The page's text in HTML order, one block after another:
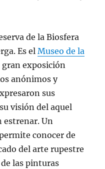
de la Biosfera
Es elMuseo de la
gran exposición
anónimos y
sus
visión del aquel
estrenar. Un
conocer de
del arte rupestre
las pinturas